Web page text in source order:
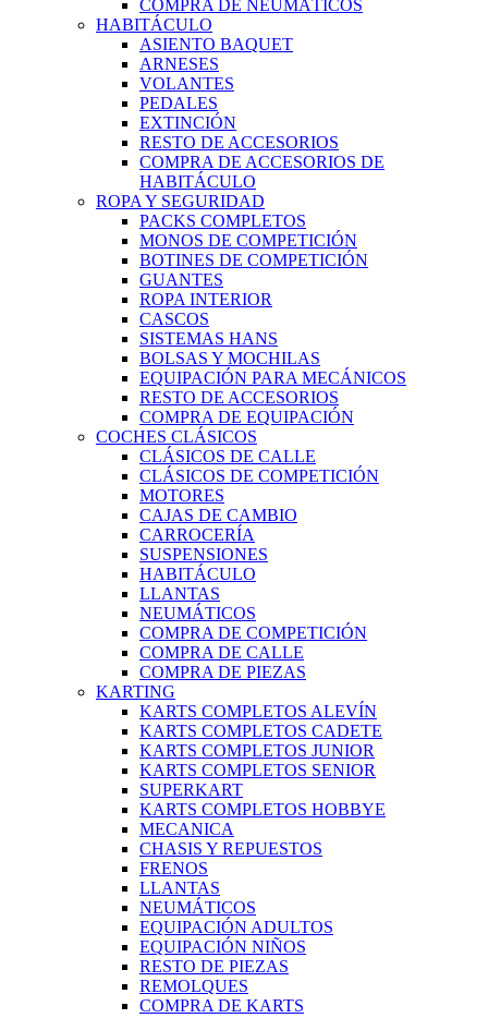
COMPRA DE NEUMÁTICOS
HABITÁCULO
ASIENTO BAQUET
ARNESES
VOLANTES
PEDALES
EXTINCIÓN
RESTO DE ACCESORIOS
COMPRA DE ACCESORIOS DE
HABITÁCULO
ROPA Y SEGURIDAD
PACKS COMPLETOS
MONOS DE COMPETICIÓN
BOTINES DE COMPETICIÓN
GUANTES
ROPA INTERIOR
CASCOS
SISTEMAS HANS
BOLSAS Y MOCHILAS
EQUIPACIÓN PARA MECÁNICOS
RESTO DE ACCESORIOS
COMPRA DE EQUIPACIÓN
COCHES CLÁSICOS
CLÁSICOS DE CALLE
CLÁSICOS DE COMPETICIÓN
MOTORES
CAJAS DE CAMBIO
CARROCERÍA
SUSPENSIONES
HABITÁCULO
LLANTAS
NEUMÁTICOS
COMPRA DE COMPETICIÓN
COMPRA DE CALLE
COMPRA DE PIEZAS
KARTING
KARTS COMPLETOS ALEVÍN
KARTS COMPLETOS CADETE
KARTS COMPLETOS JUNIOR
KARTS COMPLETOS SENIOR
SUPERKART
KARTS COMPLETOS HOBBYE
MECANICA
CHASIS Y REPUESTOS
FRENOS
LLANTAS
NEUMÁTICOS
EQUIPACIÓN ADULTOS
EQUIPACIÓN NIÑOS
RESTO DE PIEZAS
REMOLQUES
COMPRA DE KARTS